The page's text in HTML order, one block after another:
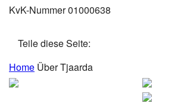
KvK-Nummer 01000638
Teile diese Seite:
Home Über Tjaarda